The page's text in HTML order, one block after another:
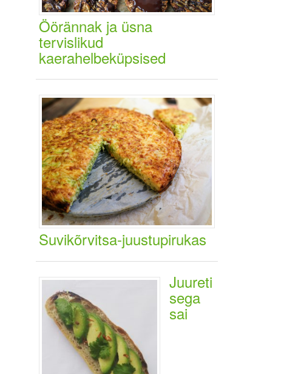
Öörännak ja üsna
tervislikud
kaerahelbeküpsised
Suvikõrvitsa-juustupirukas
Juureti
sega
sai